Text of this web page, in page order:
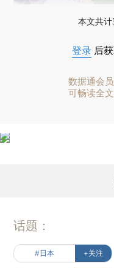
本文共计
登录 后
数据通会员
可畅读全文
话题：
#日本 +关注